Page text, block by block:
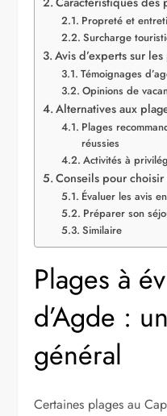
Propreté et
Surcharge
Avis d’experts sur
Témoignages
Opinions de
Alternatives aux
Plages
réussies
Activités à
Conseils pour
Évaluer les avis
Préparer son
Similaire
Plages à
d’Agde :
général
Certaines plages au